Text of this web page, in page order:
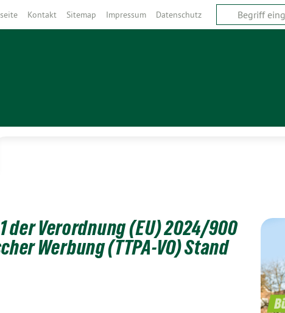
Kontakt Sitemap Impressum Datenschutz
der Verordnung (EU) 2024/900
Werbung (TTPA-VO) Stand